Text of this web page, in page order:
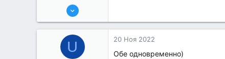
25 Июл 2022
0
U 20 Ноя 2022
Обе одновременно)